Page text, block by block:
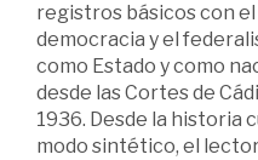
registros básicos con
democracia y el
como Estado y como
desde las Cortes de
1936. Desde la historia
modo sintético, el